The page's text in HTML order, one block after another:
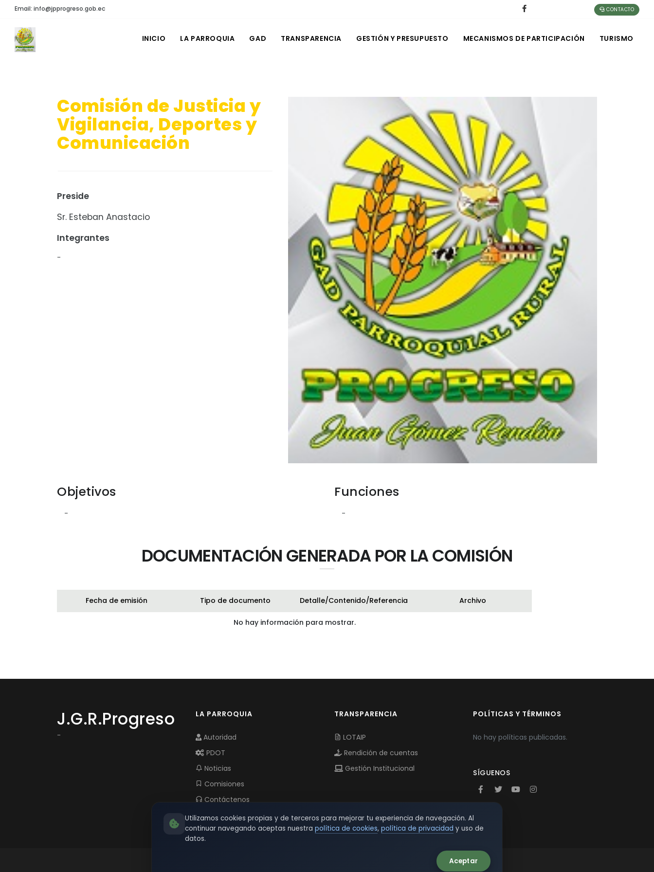
Email: info@jpprogreso.gob.ec CONTACTO
INICIO LA PARROQUIA GAD TRANSPARENCIA GESTIÓN Y PRESUPUESTO MECANISMOS DE PARTICIPACIÓN TURISMO
Comisión de Justicia y
Vigilancia, Deportes y
Comunicación
Preside
Sr. Esteban Anastacio
Integrantes
-
Objetivos
-
Funciones
-
DOCUMENTACIÓN GENERADA POR LA COMISIÓN
Fecha de emisión Tipo de documento Detalle/Contenido/Referencia Archivo
No hay información para mostrar.
J.G.R.Progreso
-
LA PARROQUIA
Autoridad
PDOT
Noticias
Comisiones
Contáctenos
TRANSPARENCIA
LOTAIP
Rendición de cuentas
Gestión Institucional
POLÍTICAS Y TÉRMINOS
No hay políticas publicadas.
SÍGUENOS
Utilizamos cookies propias y de terceros para mejorar tu experiencia de navegación. Al
continuar navegando aceptas nuestra política de cookies, política de privacidad y uso de
datos.
Aceptar